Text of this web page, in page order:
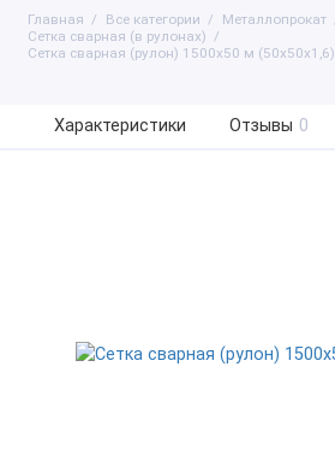
Главная Все категории
Металлопрокат
Сетка сварная (в рулонах)
Сетка сварная (рулон) 1500х50 м (50х50х1,6)
Характеристики Отзывы 0